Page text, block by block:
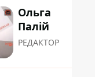
Ольга
Палій
РЕДАКТОР